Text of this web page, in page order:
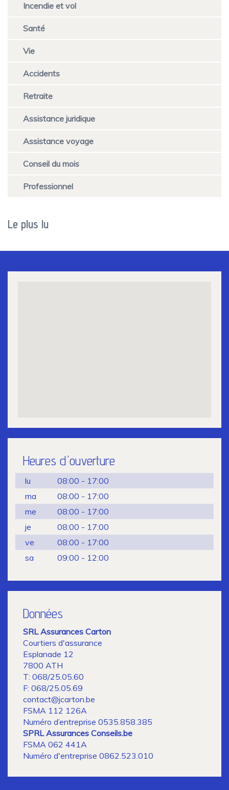
Incendie et vol
Santé
Vie
Accidents
Retraite
Assistance juridique
Assistance voyage
Conseil du mois
Professionnel
Le plus lu
Heures d'ouverture
lu
08:00 - 17:00
ma
08:00 - 17:00
me
08:00 - 17:00
je
08:00 - 17:00
ve
08:00 - 17:00
sa
09:00 - 12:00
Données
SRL Assurances Carton
Courtiers d'assurance
Esplanade 12
7800 ATH
T: 068/25.05.60
F: 068/25.05.69
contact@jcarton.be
FSMA 112 126A
Numéro d’entreprise 0535.858.385
SPRL Assurances Conseils.be
FSMA 062 441A
Numéro d'entreprise 0862.523.010